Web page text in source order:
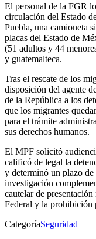
El personal de la FGR
circulación del Estado
Puebla, una camioneta
placas del Estado de
(51 adultos y 44
y guatemalteca.
Tras el rescate de los
disposición del agente
de la República a los
que los migrantes
para el trámite
sus derechos humanos.
El MPF solicitó
calificó de legal la
y determinó un plazo de
investigación
cautelar de
Federal y la prohibición
CategoríaSeguridad